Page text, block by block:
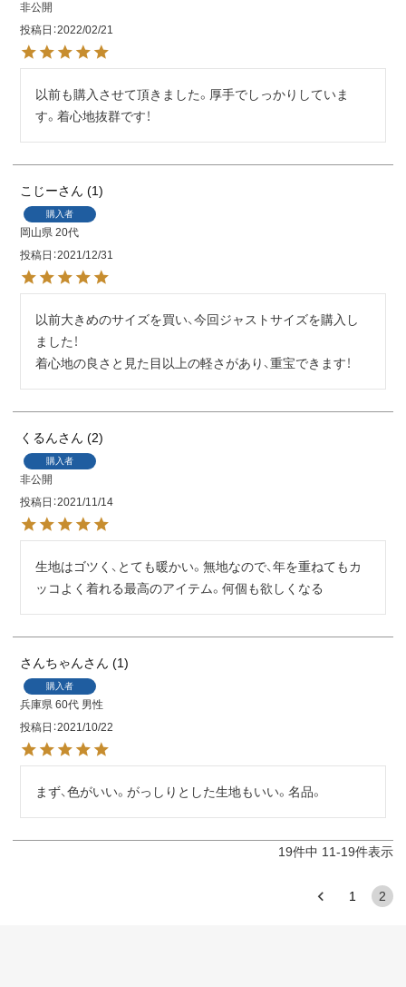
非公開
投稿日 2022/02/21
以前も購入させて頂きました。厚手でしっかりしていま
す。着心地抜群です！
こじー 1
購入者
岡山県 20代
投稿日 2021/12/31
以前大きめのサイズを買い、今回ジャストサイズを購入し
ました！
着心地の良さと見た目以上の軽さがあり、重宝できます！
くるん 2
購入者
非公開
投稿日 2021/11/14
生地はゴツく、とても暖かい。無地なので、年を重ねてもカ
ッコよく着れる最高のアイテム。何個も欲しくなる
さんちゃん 1
購入者
兵庫県 60代 男性
投稿日 2021/10/22
まず、色がいい。がっしりとした生地もいい。名品。
19件中 11-19件表示
1 2